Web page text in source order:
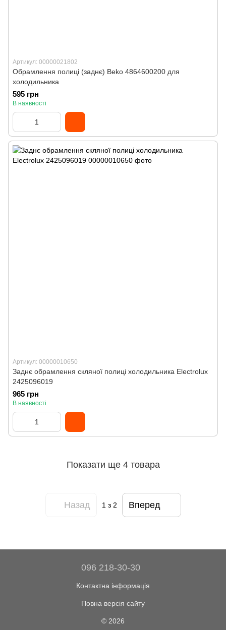
Артикул: 00000021802
Обрамлення полиці (заднє) Beko 4864600200 для
холодильника
595 грн
В наявності
Артикул: 00000010650
Заднє обрамлення скляної полиці холодильника Electrolux
2425096019
965 грн
В наявності
Показати ще 4 товара
Назад 1 з 2 Вперед
096 218-30-30
Контактна інформація
Повна версія сайту
© 2026